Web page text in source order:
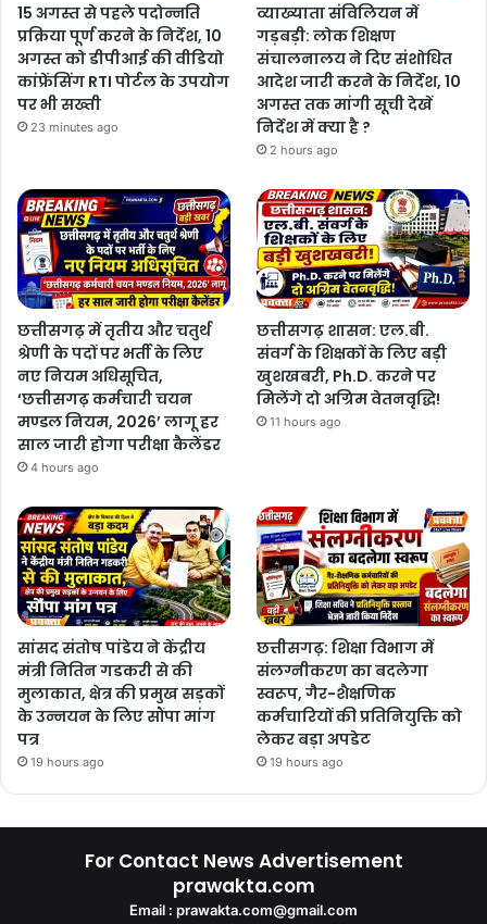
15 अगस्त से पहले पदोन्नति
प्रक्रिया पूर्ण करने के निर्देश, 10
अगस्त को डीपीआई की वीडियो
कांफ्रेंसिंग RTI पोर्टल के उपयोग
पर भी सख्ती
23 minutes ago
व्याख्याता संविलियन में
गड़बड़ी: लोक शिक्षण
संचालनालय ने दिए संशोधित
आदेश जारी करने के निर्देश, 10
अगस्त तक मांगी सूची देखें
निर्देश में क्या है ?
2 hours ago
छत्तीसगढ़ में तृतीय और चतुर्थ
श्रेणी के पदों पर भर्ती के लिए
नए नियम अधिसूचित,
‘छत्तीसगढ़ कर्मचारी चयन
मण्डल नियम, 2026’ लागू हर
साल जारी होगा परीक्षा कैलेंडर
4 hours ago
छत्तीसगढ़ शासन: एल.बी.
संवर्ग के शिक्षकों के लिए बड़ी
खुशखबरी, Ph.D. करने पर
मिलेंगे दो अग्रिम वेतनवृद्धि!
11 hours ago
सांसद संतोष पांडेय ने केंद्रीय
मंत्री नितिन गडकरी से की
मुलाकात, क्षेत्र की प्रमुख सड़कों
के उन्नयन के लिए सौंपा मांग
पत्र
19 hours ago
छत्तीसगढ़: शिक्षा विभाग में
संलग्नीकरण का बदलेगा
स्वरूप, गैर-शैक्षणिक
कर्मचारियों की प्रतिनियुक्ति को
लेकर बड़ा अपडेट
19 hours ago
For Contact News Advertisement
prawakta.com
Email : prawakta.com@gmail.com